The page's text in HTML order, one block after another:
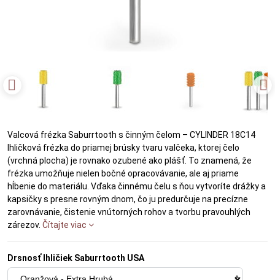
Valcová frézka Saburrtooth s činným čelom – CYLINDER 18C14
Ihličková frézka do priamej brúsky tvaru valčeka, ktorej čelo
(vrchná plocha) je rovnako ozubené ako plášť. To znamená, že
frézka umožňuje nielen bočné opracovávanie, ale aj priame
hĺbenie do materiálu. Vďaka činnému čelu s ňou vytvoríte drážky a
kapsičky s presne rovným dnom, čo ju predurčuje na precízne
zarovnávanie, čistenie vnútorných rohov a tvorbu pravouhlých
zárezov. Čítajte viac
Drsnosť Ihličiek Saburrtooth USA